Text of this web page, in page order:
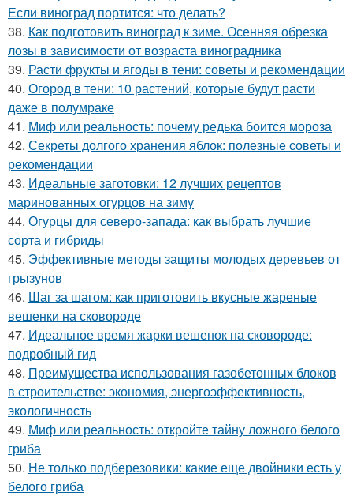
Если виноград портится: что делать?
38. Как подготовить виноград к зиме. Осенняя обрезка
лозы в зависимости от возраста виноградника
39. Расти фрукты и ягоды в тени: советы и рекомендации
40. Огород в тени: 10 растений, которые будут расти
даже в полумраке
41. Миф или реальность: почему редька боится мороза
42. Секреты долгого хранения яблок: полезные советы и
рекомендации
43. Идеальные заготовки: 12 лучших рецептов
маринованных огурцов на зиму
44. Огурцы для северо-запада: как выбрать лучшие
сорта и гибриды
45. Эффективные методы защиты молодых деревьев от
грызунов
46. Шаг за шагом: как приготовить вкусные жареные
вешенки на сковороде
47. Идеальное время жарки вешенок на сковороде:
подробный гид
48. Преимущества использования газобетонных блоков
в строительстве: экономия, энергоэффективность,
экологичность
49. Миф или реальность: откройте тайну ложного белого
гриба
50. Не только подберезовики: какие еще двойники есть у
белого гриба